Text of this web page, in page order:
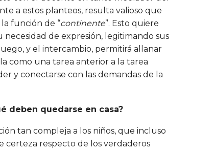
a estos planteos, resulta valioso que
la función de “continente”. Esto quiere
de expresión, legitimando sus
y el intercambio, permitirá allanar
como una tarea anterior a la tarea
y conectarse con las demandas de la
deben quedarse en casa?
tan compleja a los niños, que incluso
certeza respecto de los verdaderos